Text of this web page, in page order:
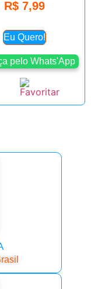
R$7,99
Eu Quero!
pelo Whats'App